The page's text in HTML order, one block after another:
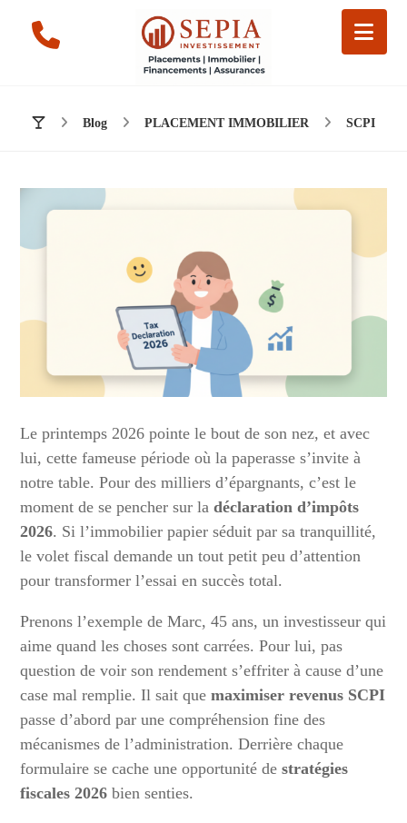
Blog PLACEMENT IMMOBILIER SCPI
Le printemps 2026 pointe le bout de son nez, et avec
lui, cette fameuse période où la paperasse s’invite à
notre table. Pour des milliers d’épargnants, c’est le
moment de se pencher sur ladéclaration d’impôts
2026. Si l’immobilier papier séduit par sa tranquillité,
le volet fiscal demande un tout petit peu d’attention
pour transformer l’essai en succès total.
Prenons l’exemple de Marc, 45 ans, un investisseur qui
aime quand les choses sont carrées. Pour lui, pas
question de voir son rendement s’effriter à cause d’une
case mal remplie. Il sait quemaximiser revenus SCPI
passe d’abord par une compréhension fine des
mécanismes de l’administration. Derrière chaque
formulaire se cache une opportunité destratégies
fiscales 2026 bien senties.